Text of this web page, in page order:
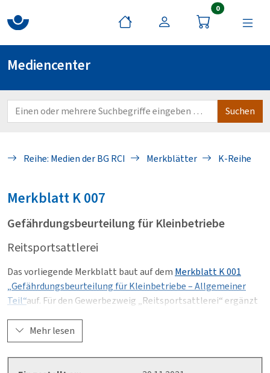
0Artikel im
Mediencenter
Reihe: Medien der BG RCI Merkblätter K-Reihe
Merkblatt K 007
Gefährdungsbeurteilung für Kleinbetriebe
Reitsportsattlerei
Das vorliegende Merkblatt baut auf dem Merkblatt K 001
„Gefährdungsbeurteilung für Kleinbetriebe – Allgemeiner
Teil“auf. Für den Gewerbezweig „Reitsportsattlerei“ ergänzt
Hinweis: Nur gemeinsam mit dem Merkblatt K 001
Mehr lesen